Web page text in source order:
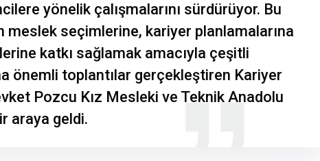
yönelik çalışmalarını sürdürüyor. Bu
meslek seçimlerine, kariyer planlamalarına
katkı sağlamak amacıyla çeşitli
önemli toplantılar gerçekleştiren Kariyer
Pozcu Kız Mesleki ve Teknik Anadolu
araya geldi.